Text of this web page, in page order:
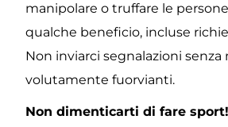
manipolare o truffare le
qualche beneficio, incluse
Non inviarci segnalazioni senza
volutamente fuorvianti.
Non dimenticarti di fare